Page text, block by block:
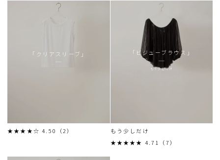
「クリアスリーブ」
★★★★☆ 4.50（2）
「ビジューブラウス」
もう少しだけ
もう少しだけ
★★★★★ 4.71（7）